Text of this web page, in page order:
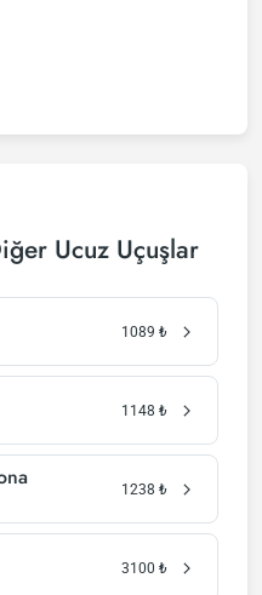
Ucuz Uçuşlar
1089 ₺
1148 ₺
1238 ₺
3100 ₺